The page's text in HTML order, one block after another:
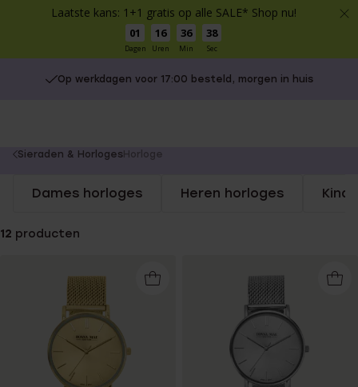
Laatste kans: 1+1 gratis op alle SALE* Shop nu!
01
Dagen
16
Uren
36
Min
37
Sec
Op werkdagen voor 17:00 besteld, morgen in huis
You
here:
Sieraden & HorlogesHorloge
Dames horloges Heren horloges
12 producten